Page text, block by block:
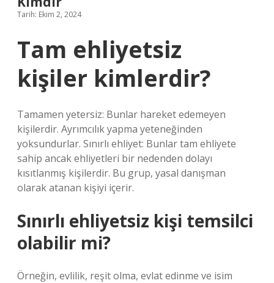
Tarih: Ekim 2, 2024
Tam ehliyetsiz
kişiler kimlerdir?
Tamamen yetersiz: Bunlar hareket edemeyen
kişilerdir. Ayrımcılık yapma yeteneğinden
yoksundurlar. Sınırlı ehliyet: Bunlar tam ehliyete
sahip ancak ehliyetleri bir nedenden dolayı
kısıtlanmış kişilerdir. Bu grup, yasal danışman
olarak atanan kişiyi içerir.
Sınırlı ehliyetsiz kişi temsilci
olabilir mi?
Örneğin, evlilik, reşit olma, evlat edinme ve isim